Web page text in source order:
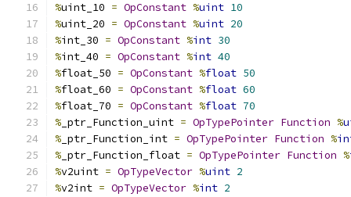
%uint_10 = OpConstant %uint 10
%uint_20 = OpConstant %uint 20
%int_30 = OpConstant %int 30
%int_40 = OpConstant %int 40
%float_50 = OpConstant %float 50
%float_60 = OpConstant %float 60
%float_70 = OpConstant %float 70
% _ptr_Function_uint = OpTypePointer Function %
% _ptr_Function_int = OpTypePointer Function %
% _ptr_Function_float = OpTypePointer Function %
%v2uint = OpTypeVector %uint 2
%v2int = OpTypeVector %int 2